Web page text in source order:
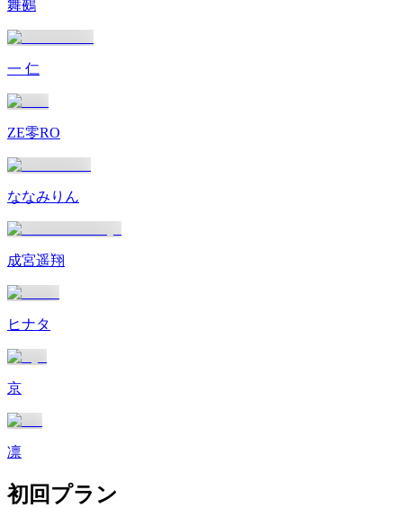
舞鵺
一 仁
ZE零RO
ななみりん
成宮遥翔
ヒナタ
京
凛
初回プラン